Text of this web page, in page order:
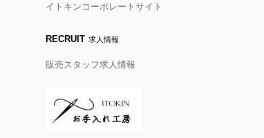
イトキンコーポレートサイト
RECRUIT 求人情報
販売スタッフ求人情報